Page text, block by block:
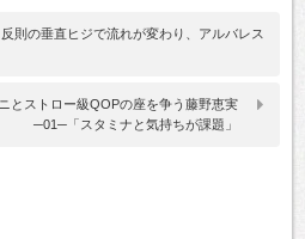
則の垂直ヒジで流れが変わり、アルバレス
とストロー級QOPの座を争う藤野恵実
─01─「スタミナと気持ちが課題」